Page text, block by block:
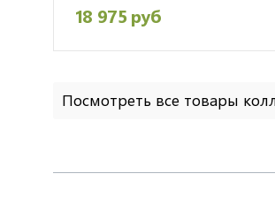
18 975 руб
Посмотреть все товары